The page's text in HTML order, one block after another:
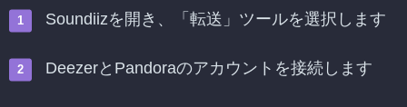
Soundiizを開き、「転送」ツールを選択します
DeezerとPandoraのアカウントを接続します